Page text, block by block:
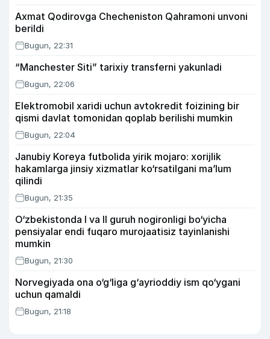
Axmat Qodirovga Checheniston Qahramoni unvoni
berildi
Bugun, 22:31
“Manchester Siti” tarixiy transferni yakunladi
Bugun, 22:06
Elektromobil xaridi uchun avtokredit foizining bir
qismi davlat tomonidan qoplab berilishi mumkin
Bugun, 22:04
Janubiy Koreya futbolida yirik mojaro: xorijlik
hakamlarga jinsiy xizmatlar ko‘rsatilgani ma’lum
qilindi
Bugun, 21:35
O‘zbekistonda I va II guruh nogironligi bo‘yicha
pensiyalar endi fuqaro murojaatisiz tayinlanishi
mumkin
Bugun, 21:30
Norvegiyada ona o‘g‘liga g‘ayrioddiy ism qo‘ygani
uchun qamaldi
Bugun, 21:18